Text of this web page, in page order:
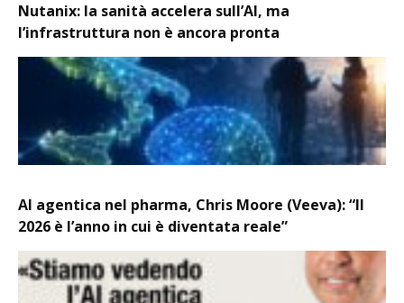
Nutanix: la sanità accelera sull’AI, ma
l’infrastruttura non è ancora pronta
AI agentica nel pharma, Chris Moore (Veeva): “Il
2026 è l’anno in cui è diventata reale”